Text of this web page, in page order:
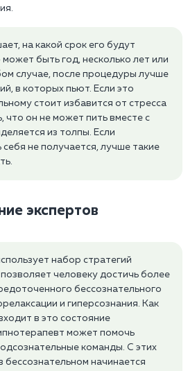
на какой срок его будут
быть год, несколько лет или
случае, после процедуры лучше
в которых пьют. Если это
стоит избавится от стресса
что он не может пить вместе с
из толпы. Если
не получается, лучше такие
экспертов
набор стратегий
человеку достичь более
бессознательного
и гиперсознания. Как
в это состояние
может помочь
команды. С этих
начинается